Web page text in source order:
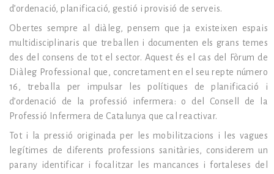
d’ordenació, planificació, gestió i provisió de serveis.
Obertes sempre al diàleg, pensem que ja existeixen espais
multidisciplinaris que treballen i documenten els grans temes
des del consens de tot el sector. Aquest és el cas del Fòrum de
Diàleg Professional que, concretament en el seu repte número
16, treballa per impulsar les polítiques de planificació i
d’ordenació de la professió infermera: o del Consell de la
Professió Infermera de Catalunya que cal reactivar.
Tot i la pressió originada per les mobilitzacions i les vagues
legítimes de diferents professions sanitàries, considerem un
parany identificar i focalitzar les mancances i fortaleses del